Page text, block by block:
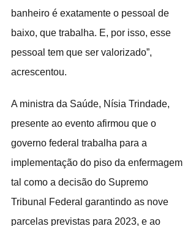
banheiro é exatamente o pessoal de
baixo, que trabalha. E, por isso, esse
pessoal tem que ser valorizado”,
acrescentou.
A ministra da Saúde, Nísia Trindade,
presente ao evento afirmou que o
governo federal trabalha para a
implementação do piso da enfermagem
tal como a decisão do Supremo
Tribunal Federal garantindo as nove
parcelas previstas para 2023, e ao